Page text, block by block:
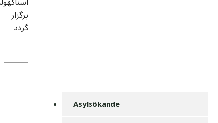
برگزار
گردد
Asylsökande